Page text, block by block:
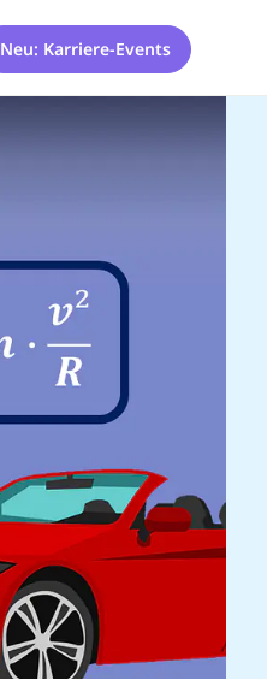
Neu: Karriere-Events